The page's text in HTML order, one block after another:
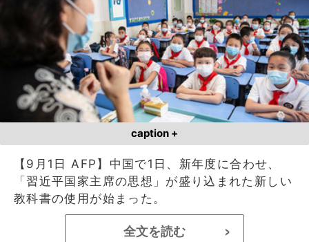
caption +
【9月1日 AFP】中国で1日、新年度に合わせ、
「習近平国家主席の思想」が盛り込まれた新しい
教科書の使用が始まった。
全文を読む >